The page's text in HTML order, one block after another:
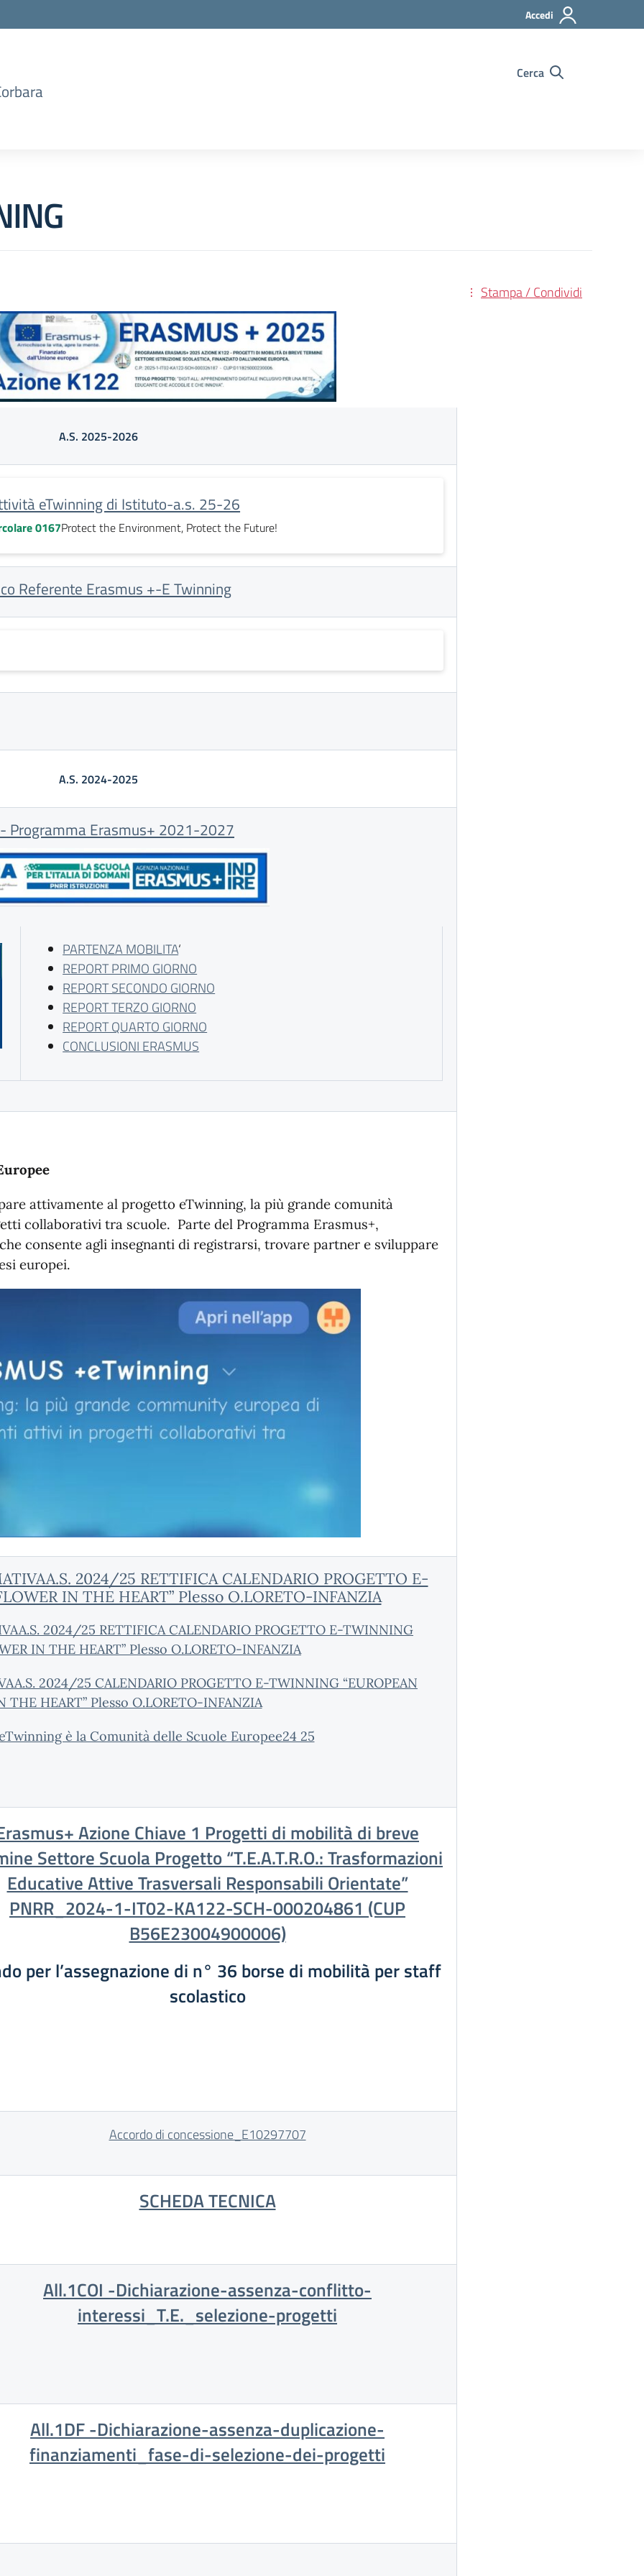
Accedi
Cerca
Stampa / Condividi
A.S. 2025-2026
eTwinning di Istituto-a.s. 25-26
0167Protect the Environment, Protect the Future!
Referente Erasmus +-E Twinning
A.S. 2024-2025
Programma Erasmus+ 2021-2027
PARTENZA MOBILITA‘
REPORT PRIMO GIORNO
REPORT SECONDO GIORNO
REPORT TERZO GIORNO
REPORT QUARTO GIORNO
CONCLUSIONI ERASMUS
attivamente al progetto eTwinning, la più grande comunità
collaborativi tra scuole. ​ Parte del Programma Erasmus+,
consente agli insegnanti di registrarsi, trovare partner e sviluppare
europei.
2024/25 RETTIFICA CALENDARIO PROGETTO E-
IN THE HEART” Plesso O.LORETO-INFANZIA
2024/25 RETTIFICA CALENDARIO PROGETTO E-TWINNING
IN THE HEART” Plesso O.LORETO-INFANZIA
2024/25 CALENDARIO PROGETTO E-TWINNING “EUROPEAN
THE HEART” Plesso O.LORETO-INFANZIA
è la Comunità delle Scuole Europee24 25
Azione Chiave 1 Progetti di mobilità di breve
Settore Scuola Progetto “T.E.A.T.R.O.: Trasformazioni
Educative Attive Trasversali Responsabili Orientate”
PNRR_2024-1-IT02-KA122-SCH-000204861 (CUP
B56E23004900006)
per l’assegnazione di n° 36 borse di mobilità per staff
scolastico
Accordo di concessione_E10297707
SCHEDA TECNICA
All.1COI -Dichiarazione-assenza-conflitto-
interessi_T.E._selezione-progetti
All.1DF -Dichiarazione-assenza-duplicazione-
finanziamenti_fase-di-selezione-dei-progetti